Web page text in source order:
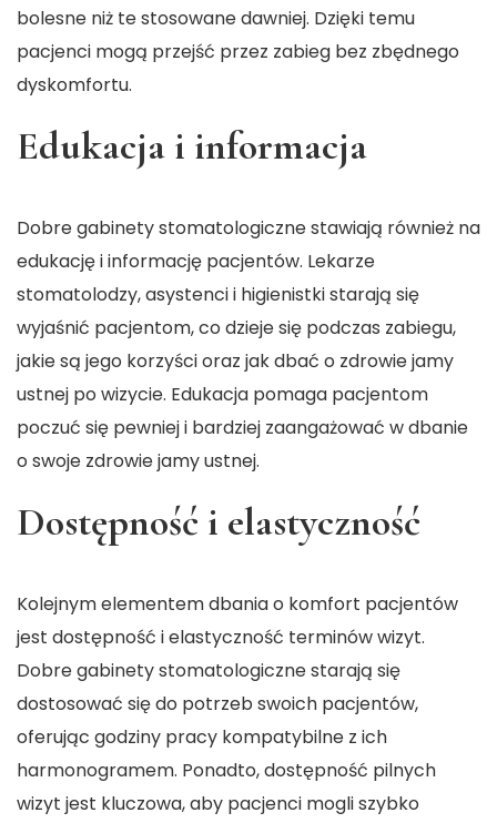
bolesne niż te stosowane dawniej. Dzięki temu
pacjenci mogą przejść przez zabieg bez zbędnego
dyskomfortu.
Edukacja i informacja
Dobre gabinety stomatologiczne stawiają również na
edukację i informację pacjentów. Lekarze
stomatolodzy, asystenci i higienistki starają się
wyjaśnić pacjentom, co dzieje się podczas zabiegu,
jakie są jego korzyści oraz jak dbać o zdrowie jamy
ustnej po wizycie. Edukacja pomaga pacjentom
poczuć się pewniej i bardziej zaangażować w dbanie
o swoje zdrowie jamy ustnej.
Dostępność i elastyczność
Kolejnym elementem dbania o komfort pacjentów
jest dostępność i elastyczność terminów wizyt.
Dobre gabinety stomatologiczne starają się
dostosować się do potrzeb swoich pacjentów,
oferując godziny pracy kompatybilne z ich
harmonogramem. Ponadto, dostępność pilnych
wizyt jest kluczowa, aby pacjenci mogli szybko